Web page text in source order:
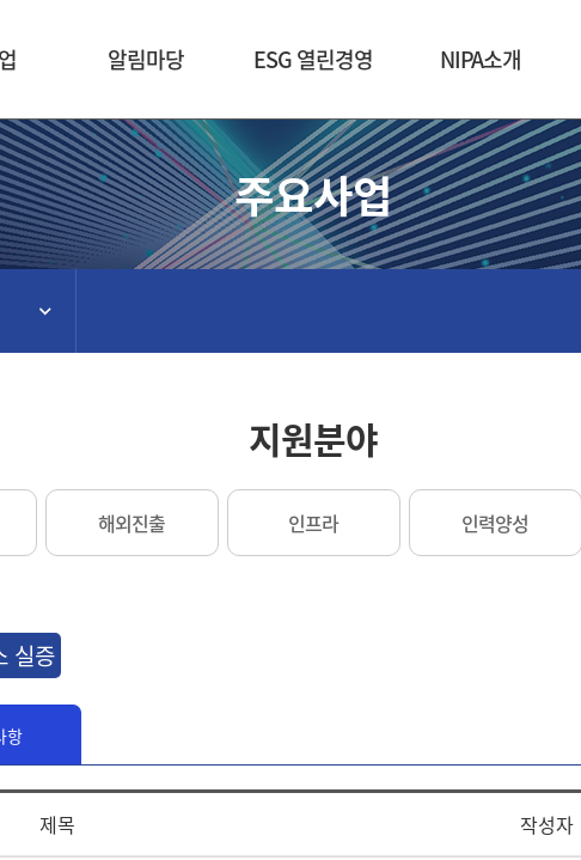
알림마당 ESG 열린경영 NIPA소개
주요사업
지원분야
해외진출 인프라 인력양성
실증
항
제목 작성자